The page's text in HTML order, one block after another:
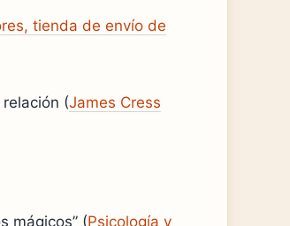
tienda de envío de
(James Cress
mágicos” (Psicología y